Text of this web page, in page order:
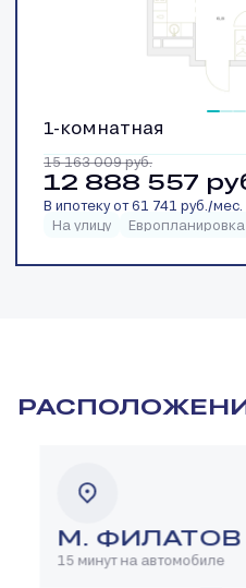
1-комнатная
15 163 009руб.
12 888 557
В ипотеку от 61 741 руб./мес.
На улицу
Европланировка
М. ФИЛАТОВ
15 минут на автомобиле